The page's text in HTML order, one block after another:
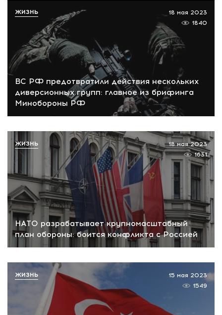
ВС РФ предотвратили действия нескольких
диверсионных групп: главное из брифинга
Минобороны РФ
18 мая 2023
1840
ЖИЗНЬ
НАТО разрабатывает крупномасштабный
план обороны: боится конфликта с Россией
18 мая 2023
1631
ЖИЗНЬ
15 мая 2023
1549
ЖИЗНЬ